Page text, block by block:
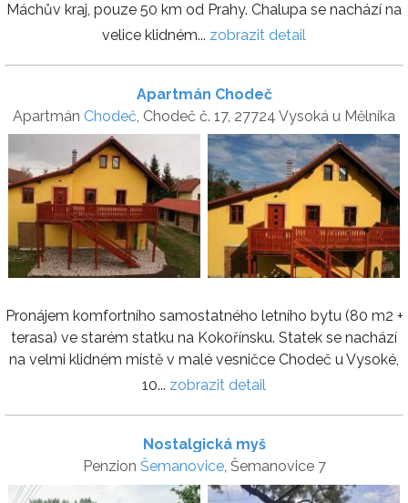
Máchův kraj, pouze 50 km od Prahy. Chalupa se nachází na
velice klidném... zobrazit detail
Apartmán Chodeč
Apartmán Chodeč, Chodeč č. 17, 27724 Vysoká u Mělníka
Pronájem komfortního samostatného letního bytu (80 m2 +
terasa) ve starém statku na Kokořínsku. Statek se nachází
na velmi klidném místě v malé vesničce Chodeč u Vysoké,
10... zobrazit detail
Nostalgická myš
Penzion Šemanovice, Šemanovice 7